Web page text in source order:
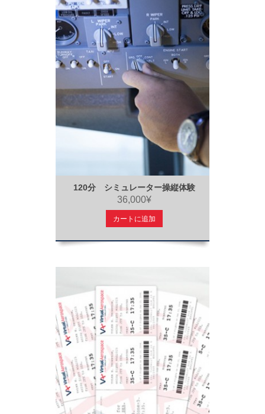
120分 シミュレーター操縦体験
36,000¥
カートに追加